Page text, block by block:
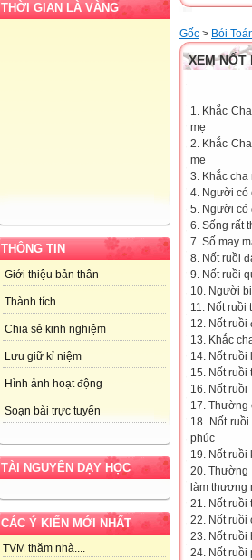
THỜI GIAN LÀ VÀNG
THÔNG TIN
Giới thiệu bản thân
Thành tích
Chia sẻ kinh nghiệm
Lưu giữ kỉ niệm
Hình ảnh hoạt động
Soạn bài trực tuyến
TÀI NGUYÊN DẠY HỌC
CÁC Ý KIẾN MỚI NHẤT
TVM thăm nhà....
Gốc > Bói
XEM NỐT
1. Khắc
mẹ
2. Khắc
mẹ
3. Khắc cha
4. Người có
5. Người có
6. Sống rất
7. Số may
8. Nốt ruồi
9. Nốt ruồi
10. Người
11. Nốt ruồi
12. Nốt ruồi
13. Khắc
14. Nốt
15. Nốt
16. Nốt ruồi
17. Thường
18. Nốt
phúc
19. Nốt ruồi
20. Thường
làm thương
21. Nốt ruồi
22. Nốt ruồi
23. Nốt ruồi
24. Nốt ruồi